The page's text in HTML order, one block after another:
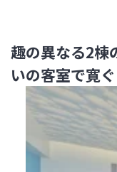
趣の異なる2棟
いの客室で寛ぐ